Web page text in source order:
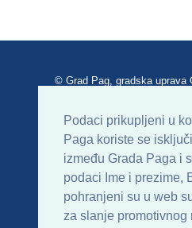
Podaci prikupljeni u
Paga koriste se
između Grada Paga i
podaci Ime i prezime,
pohranjeni su u web
za slanje promotivnog
© Grad Pag, gradska uprava
Uvjeti korištenja
Sitemap